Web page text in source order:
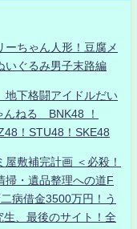
ちゃん人形！豆腐メ
いぐるみ男子末路編
下格闘アイドルだい
ねる BNK48 ！
！STU48！SKE48
敷補完計画 ＜必殺！
掃・遺品整理への道F
病借金3500万円！う
、最後のサイト！全